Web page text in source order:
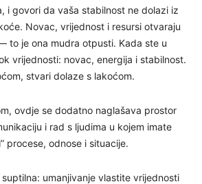
i govori da vaša stabilnost ne dolazi iz
Novac, vrijednost i resursi otvaraju
to je ona mudra otpusti. Kada ste u
vrijednosti: novac, energija i stabilnost.
stvari dolaze s lakoćom.
ovdje se dodatno naglašava prostor
i rad s ljudima u kojem imate
procese, odnose i situacije.
umanjivanje vlastite vrijednosti